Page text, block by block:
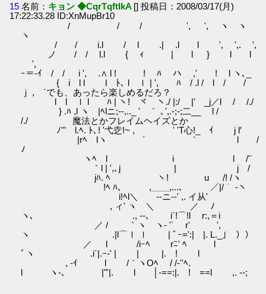
15 名前： キョン ◆CqrTqftIkA [] 投稿日：2008/03/17(月)
17:22:33.28 ID:XnMupBr10
/ / / ', ', ヽ ヽ
ヽ
/ / i.l / l .| .l l ', ',. ',
ノ / / l.l { ｨ | l } l l
',
ｰ＝-ｲ / / i ', .∧ l ! ! ﾊ ハ ,' ! l ヽ､_
{ i l l l ﾄ､ l ｌ | ', ﾊ / .l / l / /
ｊ ,ゝ´でも、あったら楽しめるだろ？
l l ｌ l ﾊ | ヽ! ヾ ヽ./ |:/ |' _j／l / /./
} .ﾊ ,l ヽ |ﾍlニ;--,.._ ' ｀ ､',.-;‐;二__ l /
/./ 魔法とかフレイムヘイズとか
ﾉ'" l.ﾍ. ﾄ､! '弋赱!~ , ' 'T心!_ ｲ j l′
|rﾍ lヽ ´ ｀ l /
ﾉ
ヽﾍ l i l /'´
｀l | ',､j | j /
jﾊ. ﾍ ヽ! u /! /ヽ
!ﾍ ﾊ､ ,＿＿,...､ ／|/｀ ‐ヽ
i!ﾍl＼ ゝ-‐ニ‐-' ,. イ从'
, ィ' ヽ ＼ ／ ﾉ
ヽ､ ., --､ i´!⌒!l r:,＝i
／ / ｀ヽ ヽ- '´ r' ',
ヽ .|l⌒ｌ ｌ | ﾞｰ=':| |. L._｣ ））
／ l /iｰﾍ rﾆ' ﾍ l
ﾞヽ .i´|.ｰ‐' | | |. ! l
, -ｲ l /｀ヽOﾍ / /-''ﾍ.
l ヽ‐､ |"'|. l │-==:|. ! ==l ,. -‐;